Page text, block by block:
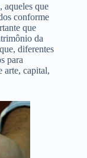
aqueles que
conforme
que
da
diferentes
para
arte, capital,